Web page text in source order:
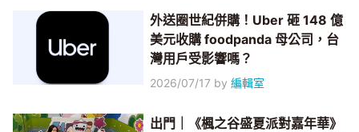
外送圈世紀併購！Uber 砸 148 億
美元收購 foodpanda 母公司，台
灣用戶受影響嗎？
2026/07/17 by編輯室
出門｜《楓之谷盛夏派對嘉年華》